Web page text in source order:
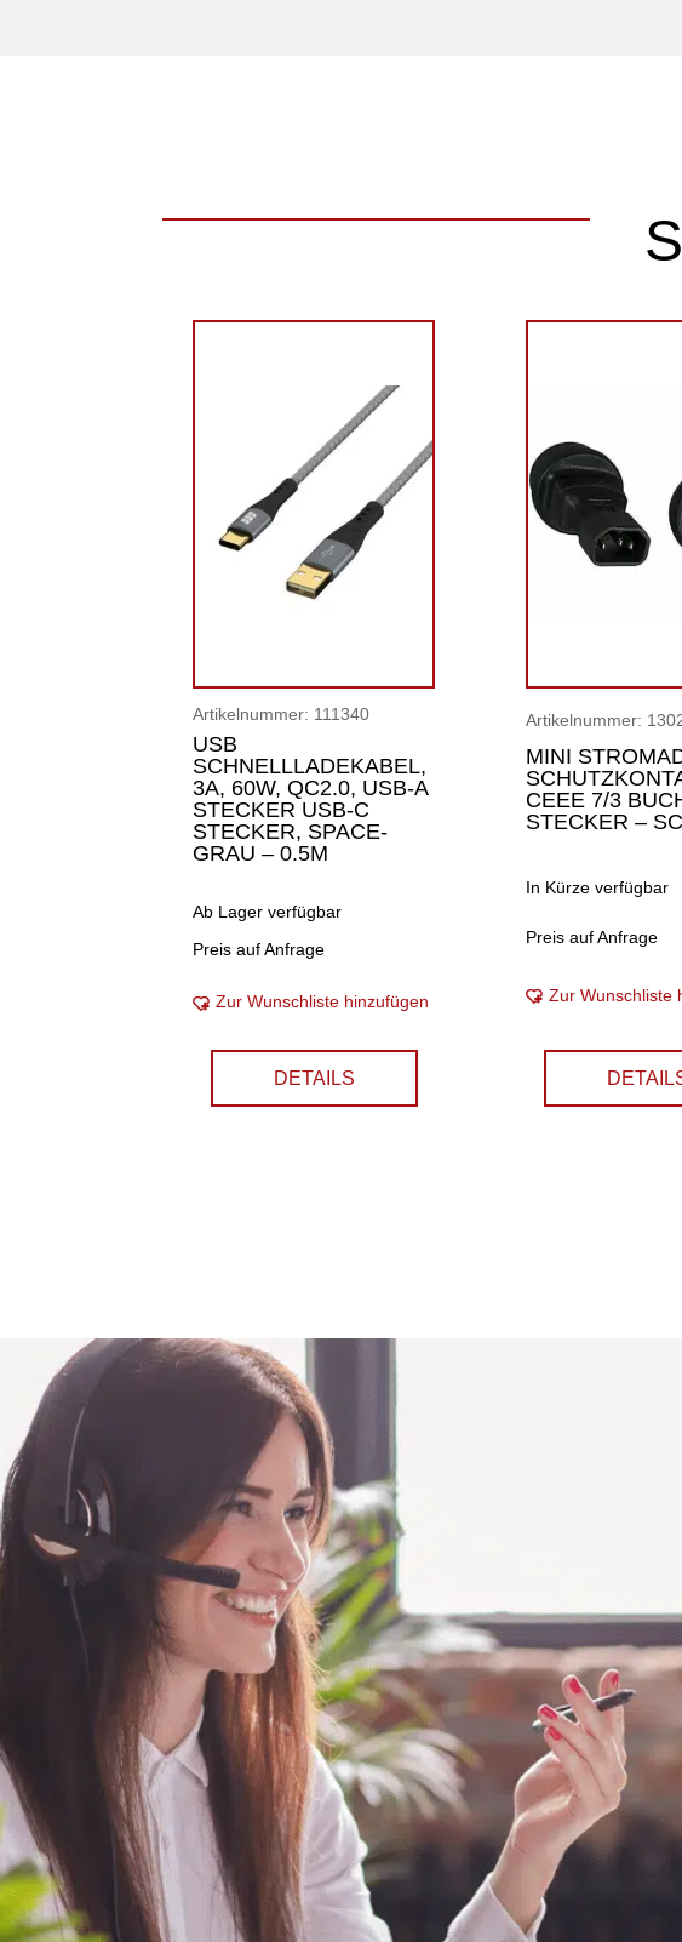
Artikelnummer: 111340
USB
SCHNELLLADEKABEL,
3A, 60W, QC2.0, USB-A
STECKER USB-C
STECKER, SPACE-
GRAU – 0.5M
Ab Lager verfügbar
Preis auf Anfrage
Zur Wunschliste hinzufügen
DETAILS
Artikelnummer:
MINI
CEEE 7/3
STECKER –
In Kürze verfügbar
Preis auf Anfrage
Zur Wunschliste